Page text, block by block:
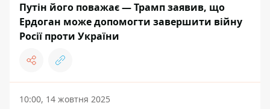
Путін його поважає — Трамп заявив, що
Ердоган може допомогти завершити війну
Росії проти України
10:00, 14 жовтня 2025